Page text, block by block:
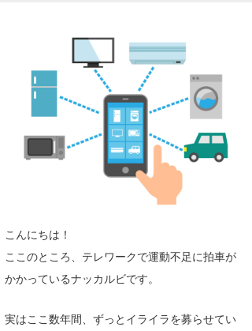
こんにちは！
ここのところ、テレワークで運動不足に拍車が
かかっているナッカルビです。
実はここ数年間、ずっとイライラを募らせてい
千葉南
大阪
ルール＆How to
VOTE!